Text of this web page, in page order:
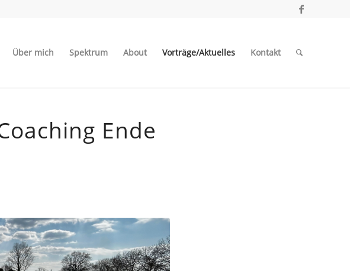
Über mich Spektrum About Vorträge/Aktuelles Kontakt
Ende